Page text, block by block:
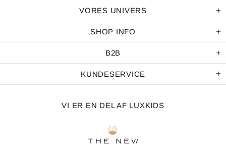
VORES UNIVERS
SHOP INFO
B2B
KUNDESERVICE
VI ER EN DEL AF LUXKIDS